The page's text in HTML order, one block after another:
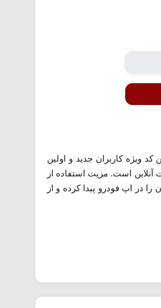
کد ویژه کاربران جدید و اولین
است. مزیت استفاده از
در اپ فودرو پیدا کرده و از
اولین خرید فودرو معرفی